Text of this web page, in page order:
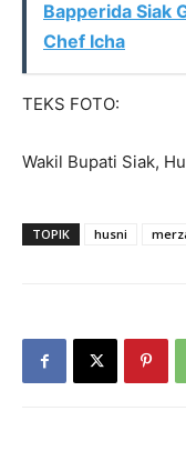
Bapperida Siak
Chef Icha
TEKS FOTO:
Wakil Bupati Siak,
TOPIK husni